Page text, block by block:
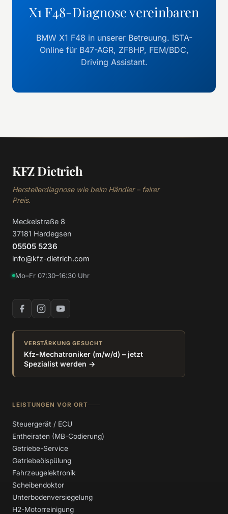
X1 F48-Diagnose vereinbaren
BMW X1 F48 in unserer Betreuung. ISTA-
Online für B47-AGR, ZF8HP, FEM/BDC,
Driving Assistant.
KFZ Dietrich
Herstellerdiagnose wie beim Händler – fairer
Preis.
Meckelstraße 8
37181 Hardegsen
05505 5236
info@kfz-dietrich.com
Mo–Fr 07:30–16:30 Uhr
VERSTÄRKUNG GESUCHT
Kfz-Mechatroniker (m/w/d) – jetzt
Spezialist werden →
LEISTUNGEN VOR ORT
Steuergerät / ECU
Entheiraten (MB-Codierung)
Getriebe-Service
Getriebeölspülung
Fahrzeugelektronik
Scheibendoktor
Unterbodenversiegelung
H2-Motorreinigung